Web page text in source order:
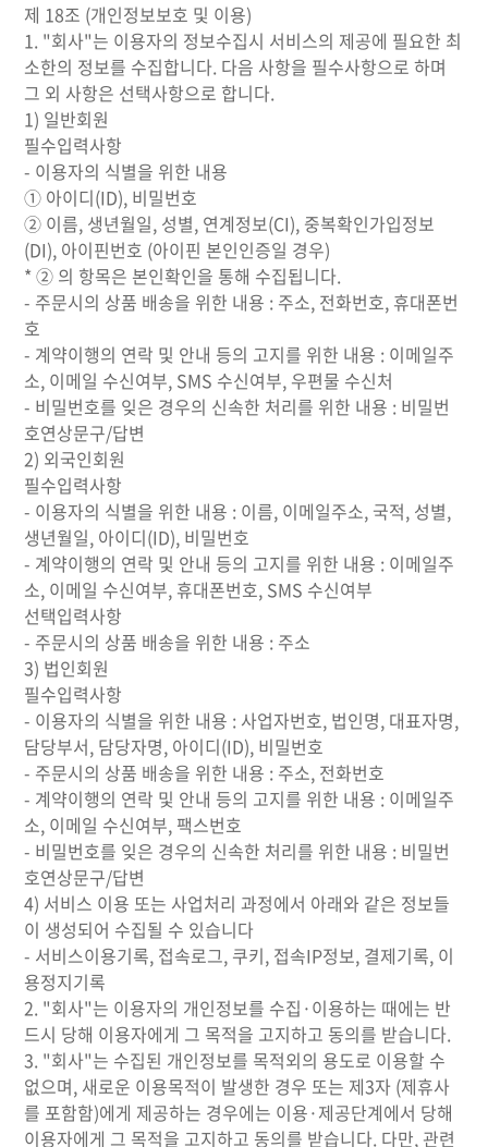
제 18조 (개인정보보호 및 이용)
1. "회사"는 이용자의 정보수집시 서비스의 제공에 필요한 최
소한의 정보를 수집합니다. 다음 사항을 필수사항으로 하며
그 외 사항은 선택사항으로 합니다.
1) 일반회원
필수입력사항
- 이용자의 식별을 위한 내용
① 아이디(ID), 비밀번호
② 이름, 생년월일, 성별, 연계정보(CI), 중복확인가입정보
(DI), 아이핀번호 (아이핀 본인인증일 경우)
* ② 의 항목은 본인확인을 통해 수집됩니다.
- 주문시의 상품 배송을 위한 내용 : 주소, 전화번호, 휴대폰번
호
- 계약이행의 연락 및 안내 등의 고지를 위한 내용 : 이메일주
소, 이메일 수신여부, SMS 수신여부, 우편물 수신처
- 비밀번호를 잊은 경우의 신속한 처리를 위한 내용 : 비밀번
호연상문구/답변
2) 외국인회원
필수입력사항
- 이용자의 식별을 위한 내용 : 이름, 이메일주소, 국적, 성별,
생년월일, 아이디(ID), 비밀번호
- 계약이행의 연락 및 안내 등의 고지를 위한 내용 : 이메일주
소, 이메일 수신여부, 휴대폰번호, SMS 수신여부
선택입력사항
- 주문시의 상품 배송을 위한 내용 : 주소
3) 법인회원
필수입력사항
- 이용자의 식별을 위한 내용 : 사업자번호, 법인명, 대표자명,
담당부서, 담당자명, 아이디(ID), 비밀번호
- 주문시의 상품 배송을 위한 내용 : 주소, 전화번호
- 계약이행의 연락 및 안내 등의 고지를 위한 내용 : 이메일주
소, 이메일 수신여부, 팩스번호
- 비밀번호를 잊은 경우의 신속한 처리를 위한 내용 : 비밀번
호연상문구/답변
4) 서비스 이용 또는 사업처리 과정에서 아래와 같은 정보들
이 생성되어 수집될 수 있습니다
- 서비스이용기록, 접속로그, 쿠키, 접속IP정보, 결제기록, 이
용정지기록
2. "회사"는 이용자의 개인정보를 수집·이용하는 때에는 반
드시 당해 이용자에게 그 목적을 고지하고 동의를 받습니다.
3. "회사"는 수집된 개인정보를 목적외의 용도로 이용할 수
없으며, 새로운 이용목적이 발생한 경우 또는 제3자 (제휴사
를 포함함)에게 제공하는 경우에는 이용·제공단계에서 당해
이용자에게 그 목적을 고지하고 동의를 받습니다. 다만, 관련